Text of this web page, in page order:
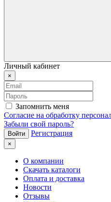
Личный кабинет
×
Запомнить меня
Согласие на обработку
Забыли свой пароль?
Регистрация
×
О компании
Скачать каталоги
Оплата и доставка
Новости
Отзывы